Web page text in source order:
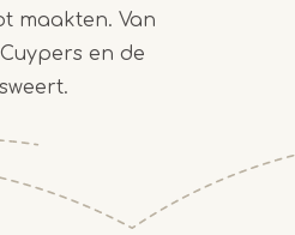
maakten. Van
en de